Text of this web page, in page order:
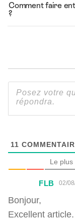
Comment faire
?
11
Le plus
FLB 02/
Bonjour,
Excellent article.